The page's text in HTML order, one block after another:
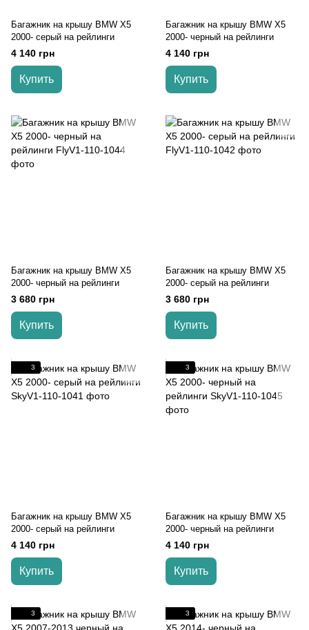
Багажник на крышу BMW X5
2000- серый на рейлинги
4 140 грн
Купить
Багажник на крышу BMW X5
2000- черный на рейлинги
4 140 грн
Купить
Багажник на крышу BMW X5
2000- черный на рейлинги
3 680 грн
Купить
Багажник на крышу BMW X5
2000- серый на рейлинги
3 680 грн
Купить
3
Багажник на крышу BMW X5
2000- серый на рейлинги
4 140 грн
Купить
3
Багажник на крышу BMW X5
2000- черный на рейлинги
4 140 грн
Купить
3 3